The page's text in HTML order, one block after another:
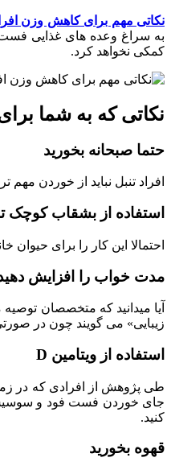
نکاتی مهم برای کاهش وزن
به سراغ وعده ‏های غذایی فست
کمکی نخواهد کرد.
نکاتی که به شما
حتما صبحانه بخورید
افراد تنبل نباید از خوردن
استفاده از بشقاب کوچک
احتمالا این کار را برای
مدت خواب را افزایش
زیبایی» می‏ گویند چون در
استفاده از ویتامین D
جای خوردن فست فود و سوسیس
کنید.
قهوه بخورید